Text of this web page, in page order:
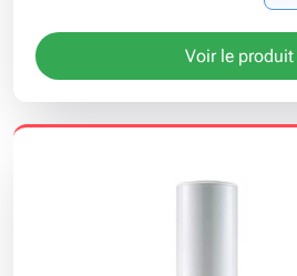
Voir le produit